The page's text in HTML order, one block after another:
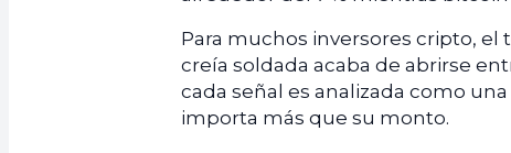
Para muchos inversores cripto, el
creía soldada acaba de abrirse
cada señal es analizada como
importa más que su monto.